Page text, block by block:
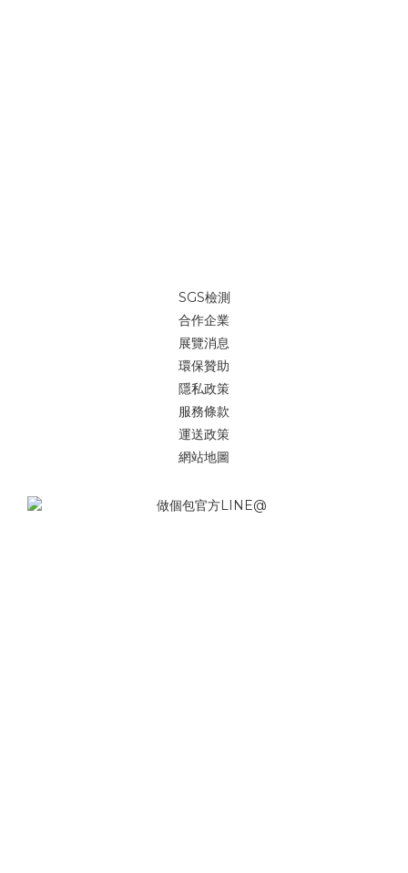
SGS檢測
合作企業
展覽消息
環保贊助
隱私政策
服務條款
運送政策
網站地圖